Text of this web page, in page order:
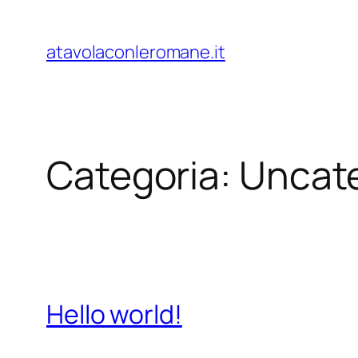
contenuto
atavolaconleromane.it
Categoria:
Hello world!